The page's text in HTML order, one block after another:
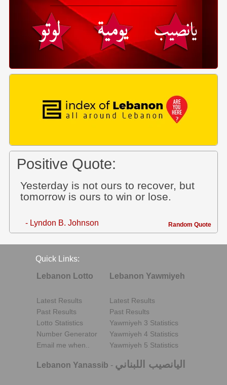
Positive Quote:
Yesterday is not ours to recover, but
tomorrow is ours to win or lose.
- Lyndon B. Johnson Random Quote
Quick Links:
Lebanon Lotto
Latest Results
Past Results
Lotto Statistics
Number Generator
Email me when..
Lebanon Yawmiyeh
Latest Results
Past Results
Yawmiyeh 3 Statistics
Yawmiyeh 4 Statistics
Yawmiyeh 5 Statistics
Lebanon Yanassib - اليانصيب اللبناني